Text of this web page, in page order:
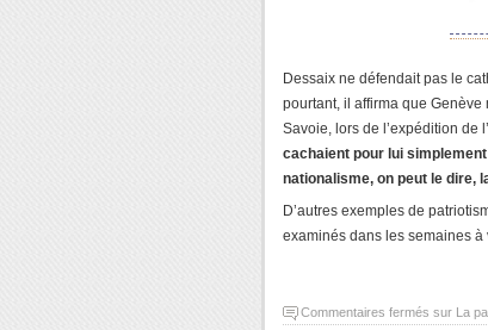
Dessaix ne défendait pas le
pourtant, il affirma que Genève
Savoie, lors de l’expédition de
cachaient pour lui
nationalisme, on peut le dire,
D’autres exemples de
examinés dans les semaines à
Commentaires fermés sur La